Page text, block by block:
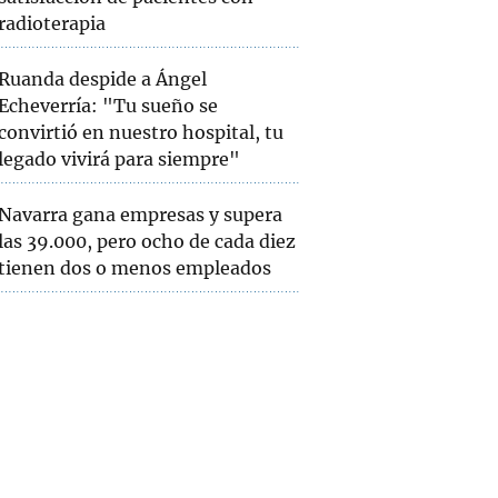
despide a Ángel
"Tu sueño se
en nuestro hospital, tu
vivirá para siempre"
gana empresas y supera
39.000, pero ocho de cada diez
dos o menos empleados